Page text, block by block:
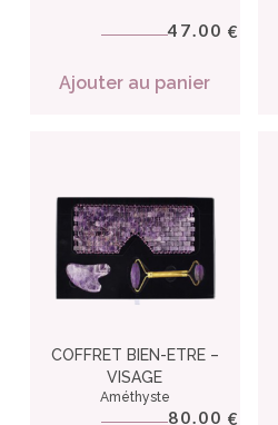
47.00 €
Ajouter au panier
COFFRET BIEN-ETRE –
VISAGE
Améthyste
80.00 €